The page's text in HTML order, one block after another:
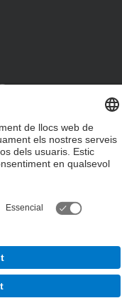
Accessibilitat
privadesa